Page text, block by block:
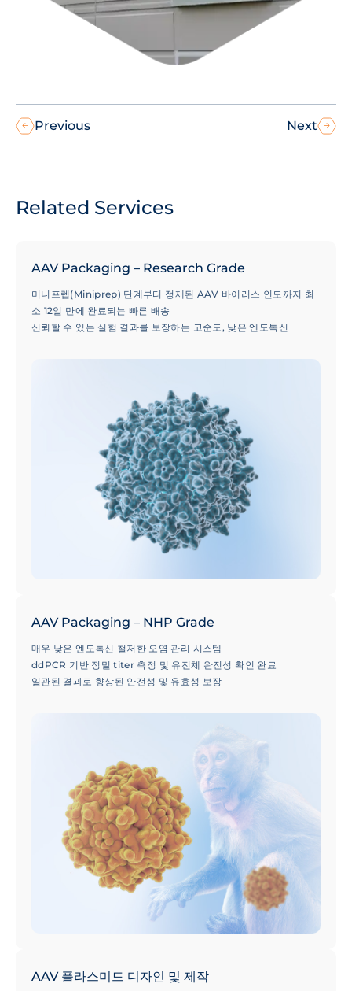
Previous Next
Related Services
AAV Packaging – Research Grade
미니프렙(Miniprep) 단계부터 정제된 AAV 바이러스 인도까지 최
소 12일 만에 완료되는 빠른 배송
신뢰할 수 있는 실험 결과를 보장하는 고순도, 낮은 엔도톡신
50,000건 이상의 성공적인 프로젝트 수행 실적으로 검증된 100개
AAV Packaging – NHP Grade
매우 낮은 엔도톡신 철저한 오염 관리 시스템
ddPCR 기반 정밀 titer 측정 및 유전체 완전성 확인 완료
일관된 결과로 향상된 안전성 및 유효성 보장
AAV 플라스미드 디자인 및 제작